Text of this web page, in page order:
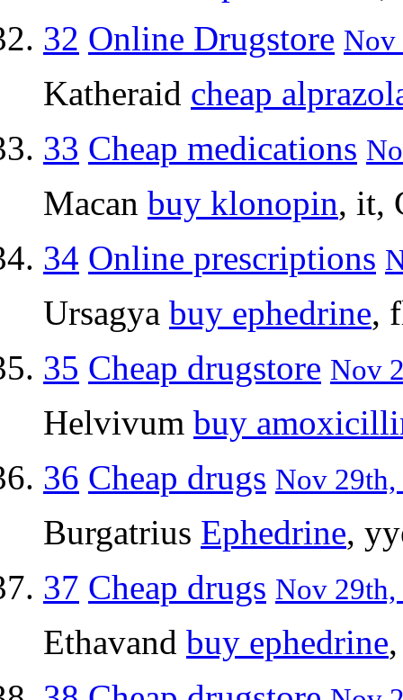
32 Online Drugstore Nov
Katheraid cheap
33 Cheap medications
Macan buy klonopin, it,
34 Online prescriptions
Ursagya buy ephedrine,
35 Cheap drugstore Nov
Helvivum buy
36 Cheap drugs Nov 29th,
Burgatrius Ephedrine,
37 Cheap drugs Nov 29th,
Ethavand buy ephedrine